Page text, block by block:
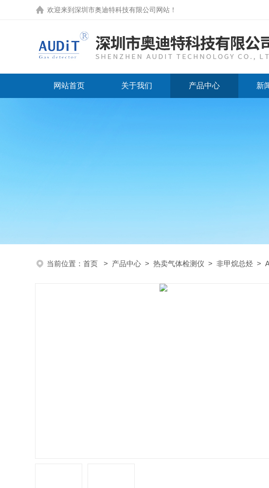
欢迎来到 深圳市奥迪特科技有限公司网站 ！
网站首页 关于我们 产品中心 新
当前位置： 首页 > 产品中心 > 热卖气体检测仪 > 非甲烷总烃 >